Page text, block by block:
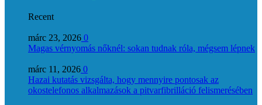
Recent
márc 23, 2026 0
Magas vérnyomás nőknél: sokan tudnak róla, mégsem lépnek
márc 11, 2026 0
Hazai kutatás vizsgálta, hogy mennyire pontosak az
okostelefonos alkalmazások a pitvarfibrilláció felismerésében